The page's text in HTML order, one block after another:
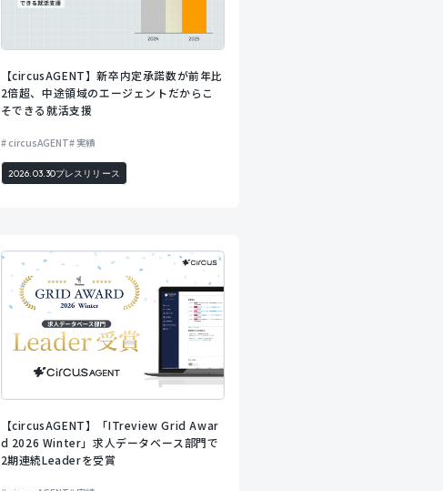
【circusAGENT】新卒内定承諾数が前年比
2倍超、中途領域のエージェントだからこ
そできる就活支援
circusAGENT 実績
2026.03.30プレスリリース
【circusAGENT】「ITreview Grid Awar
d 2026 Winter」求人データベース部門で
2期連続Leaderを受賞